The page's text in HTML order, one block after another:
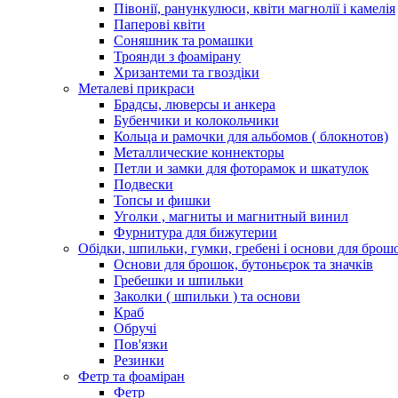
Півонії, ранункулюси, квіти магнолії і камелія
Паперові квіти
Соняшник та ромашки
Троянди з фоамірану
Хризантеми та гвоздіки
Металеві прикраси
Брадсы, люверсы и анкера
Бубенчики и колокольчики
Кольца и рамочки для альбомов ( блокнотов)
Металлические коннекторы
Петли и замки для фоторамок и шкатулок
Подвески
Топсы и фишки
Уголки , магниты и магнитный винил
Фурнитура для бижутерии
Обідки, шпильки, гумки, гребені і основи для
Основи для брошок, бутоньєрок та значків
Гребешки и шпильки
Заколки ( шпильки ) та основи
Краб
Обручі
Пов'язки
Резинки
Фетр та фоаміран
Фетр